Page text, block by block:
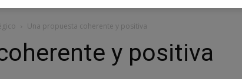
Una propuesta coherente y positiva
y positiva